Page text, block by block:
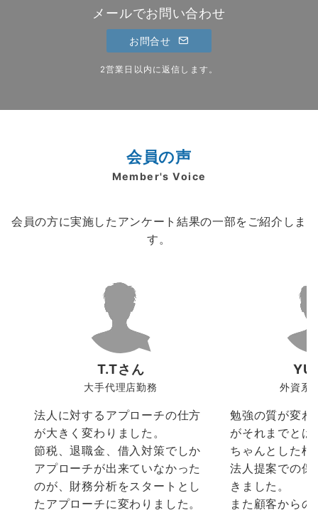
メールでお問い合わせ
お問合せ
2営業日以内に返信します。
会員の声
Member's Voice
会員の方に実施したアンケート結果の一部をご紹介しま
す。
T.Tさん
大手代理店勤務
法人に対するアプローチの仕方
が大きく変わりました。
節税、退職金、借入対策でしか
アプローチが出来ていなかった
のが、財務分析をスタートとし
たアプローチに変わりました。
YU
外資系
勉強の質が変わ
がそれまでと
ちゃんとした
法人提案での保
きました。
また顧客から